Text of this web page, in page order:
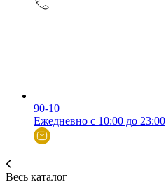
90-10
Ежедневно с 10:00 до 23:00
Весь каталог